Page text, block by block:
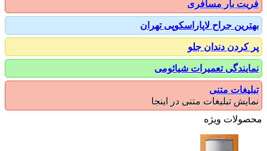
بار مسافری
جراح لاپاراسکوپی تهران
دندان جلو
تعمیرات شیائومی
متنی
تبلیغات متنی در اینجا
ویژه